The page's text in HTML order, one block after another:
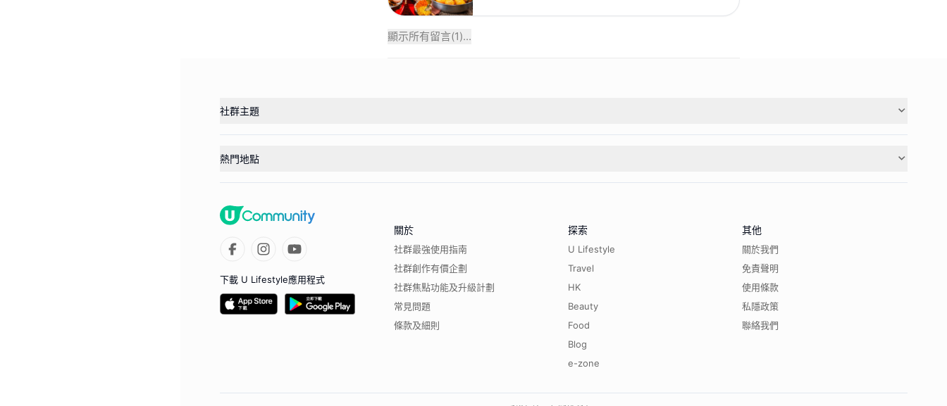
顯示所有留言(1)...
社群主題
熱門地點
下載 U Lifestyle應用程式
關於
社群最強使用指南
社群創作有價企劃
社群焦點功能及升級計劃
常見問題
條款及細則
探索
U Lifestyle
Travel
HK
Beauty
Food
Blog
e-zone
其他
關於我們
免責聲明
使用條款
私隱政策
聯絡我們